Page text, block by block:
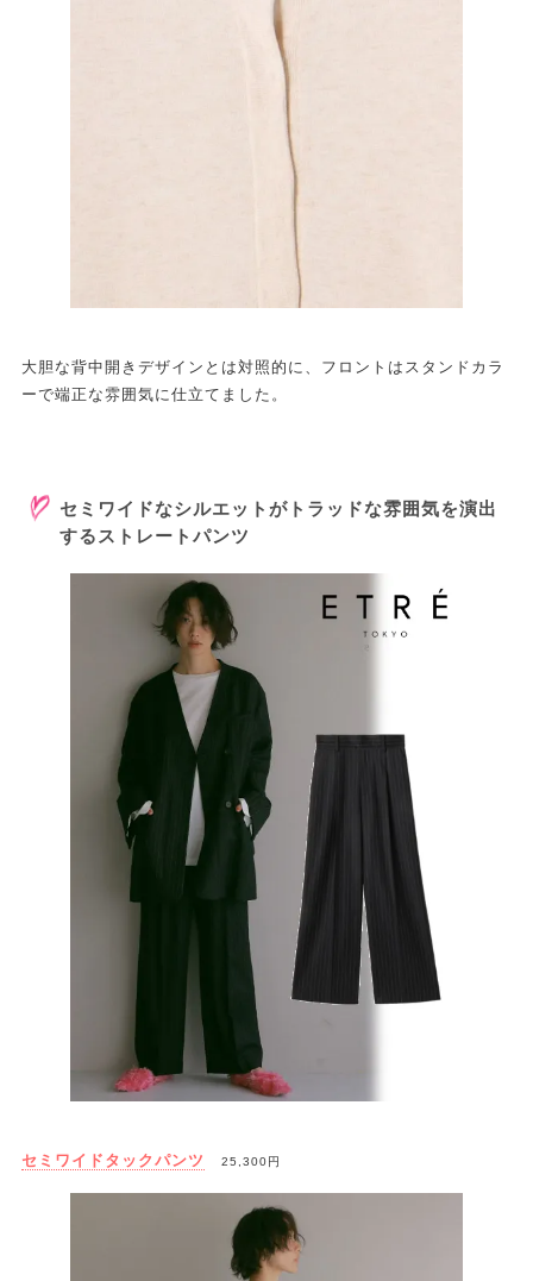
大胆な背中開きデザインとは対照的に、フロントはスタンドカラ
ーで端正な雰囲気に仕立てました。
セミワイドなシルエットがトラッドな雰囲気を演出
するストレートパンツ
セミワイドタックパンツ 25,300円